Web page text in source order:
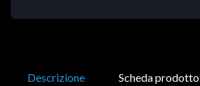
Descrizione Scheda prodotto